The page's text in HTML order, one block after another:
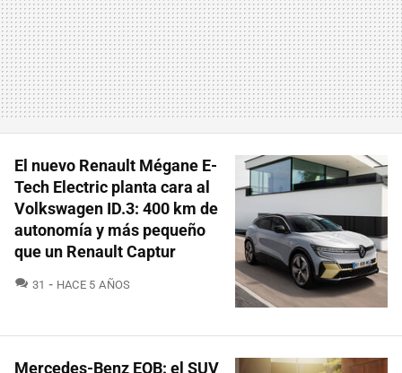
El nuevo Renault Mégane E-
Tech Electric planta cara al
Volkswagen ID.3: 400 km de
autonomía y más pequeño
que un Renault Captur
31 COMENTARIOS
HACE 5 AÑOS
Mercedes-Benz EQB: el SUV